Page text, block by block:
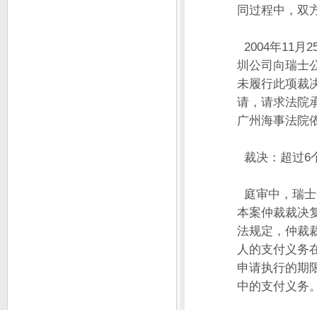
同过程中，双
2004年11月
圳公司向瑞士
未履行此项裁
请，请求法院
广州海事法
裁决：超过6
庭审中，瑞
本案仲裁裁决
法规定，仲裁
人的支付义务
申请执行的期
中的支付义务